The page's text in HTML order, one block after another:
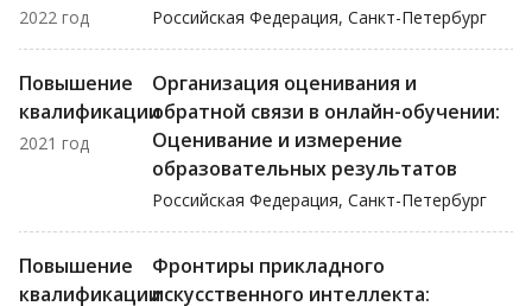
2022 год Российская Федерация, Санкт-Петербург
Повышение
квалификации
2021 год
Организация оценивания и
обратной связи в онлайн-обучении:
Оценивание и измерение
образовательных результатов
Российская Федерация, Санкт-Петербург
Повышение
квалификации
Фронтиры прикладного
искусственного интеллекта: